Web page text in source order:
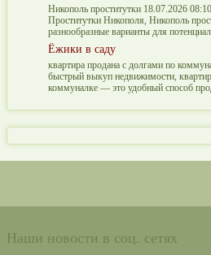
Никополь проститутки 18.07.2026 08:10
Проститутки Никополя, Никополь
разнообразные варианты для
Ёжики в саду
квартира продана с долгами по
быстрый выкуп недвижимости,
коммуналке — это удобный способ
Наши новости в соц. сетях